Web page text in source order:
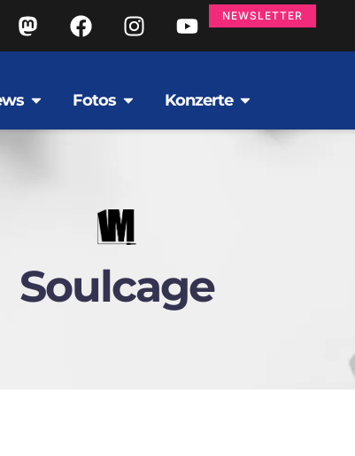
NEWSLETTER
Fotos Konzerte
Soulcage